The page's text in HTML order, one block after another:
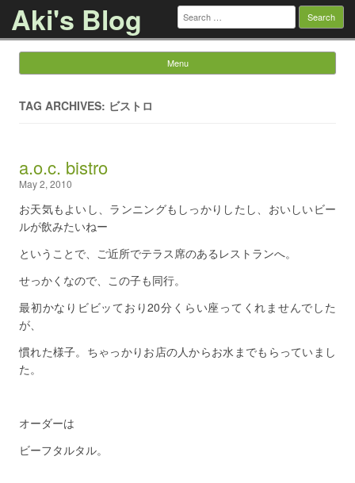
Aki's Blog Search
for:
Menu
TAG ARCHIVES: ビストロ
a.o.c. bistro
May 2, 2010
お天気もよいし、ランニングもしっかりしたし、おいしいビー
ルが飲みたいねー
ということで、ご近所でテラス席のあるレストランへ。
せっかくなので、この子も同行。
最初かなりビビッており20分くらい座ってくれませんでした
が、
慣れた様子。ちゃっかりお店の人からお水までもらっていまし
た。
オーダーは
ビーフタルタル。